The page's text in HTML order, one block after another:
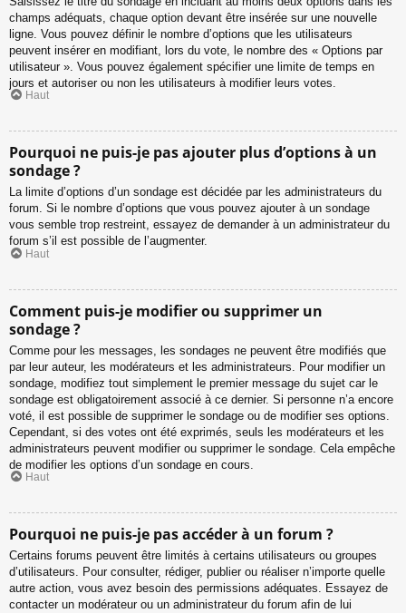
champs adéquats, chaque option devant être insérée sur une nouvelle
ligne. Vous pouvez définir le nombre d’options que les utilisateurs
peuvent insérer en modifiant, lors du vote, le nombre des « Options par
utilisateur ». Vous pouvez également spécifier une limite de temps en
jours et autoriser ou non les utilisateurs à modifier leurs votes.
Haut
Pourquoi ne puis-je pas ajouter plus d’options à un
sondage ?
La limite d’options d’un sondage est décidée par les administrateurs du
forum. Si le nombre d’options que vous pouvez ajouter à un sondage
vous semble trop restreint, essayez de demander à un administrateur du
forum s’il est possible de l’augmenter.
Haut
Comment puis-je modifier ou supprimer un
sondage ?
Comme pour les messages, les sondages ne peuvent être modifiés que
par leur auteur, les modérateurs et les administrateurs. Pour modifier un
sondage, modifiez tout simplement le premier message du sujet car le
sondage est obligatoirement associé à ce dernier. Si personne n’a encore
voté, il est possible de supprimer le sondage ou de modifier ses options.
Cependant, si des votes ont été exprimés, seuls les modérateurs et les
administrateurs peuvent modifier ou supprimer le sondage. Cela empêche
de modifier les options d’un sondage en cours.
Haut
Pourquoi ne puis-je pas accéder à un forum ?
Certains forums peuvent être limités à certains utilisateurs ou groupes
d’utilisateurs. Pour consulter, rédiger, publier ou réaliser n’importe quelle
autre action, vous avez besoin des permissions adéquates. Essayez de
contacter un modérateur ou un administrateur du forum afin de lui